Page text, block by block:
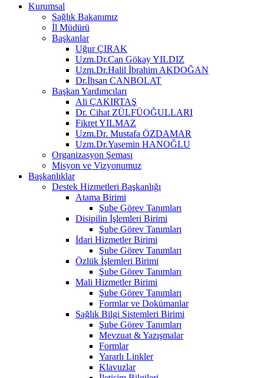
Kurumsal
Sağlık Bakanımız
İl Müdürü
Başkanlar
Uğur ÇIRAK
Uzm.Dr.Can Gökay YILDIZ
Uzm.Dr.Halil İbrahim AKDOĞAN
Dr.İhsan CANBOLAT
Başkan Yardımcıları
Ali ÇAKIRTAŞ
Dr. Cihat ZÜLFÜOĞULLARI
Fikret YILMAZ
Uzm.Dr. Mustafa ÖZDAMAR
Uzm.Dr.Yasemin HANOĞLU
Organizasyon Şeması
Misyon ve Vizyonumuz
Başkanlıklar
Destek Hizmetleri Başkanlığı
Atama Birimi
Şube Görev Tanımları
Disipilin İşlemleri Birimi
Şube Görev Tanımları
İdari Hizmetler Birimi
Şube Görev Tanımları
Özlük İşlemleri Birimi
Şube Görev Tanımları
Mali Hizmetler Birimi
Şube Görev Tanımları
Formlar ve Dokümanlar
Sağlık Bilgi Sistemleri Birimi
Şube Görev Tanımları
Mevzuat & Yazışmalar
Formlar
Yararlı Linkler
Klavuzlar